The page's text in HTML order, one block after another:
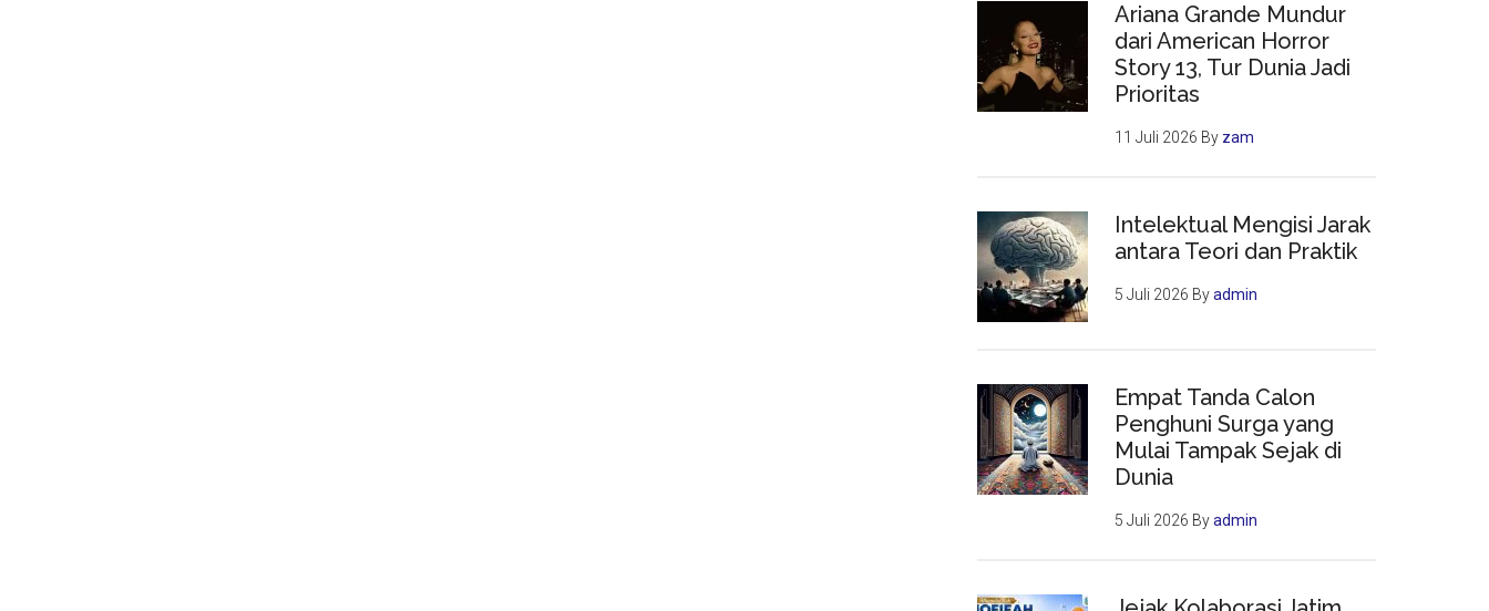
Ariana Grande Mundur
dari American Horror
Story 13, Tur Dunia Jadi
Prioritas
11 Juli 2026 By zam
Intelektual Mengisi Jarak
antara Teori dan Praktik
5 Juli 2026 Byadmin
Empat Tanda Calon
Penghuni Surga yang
Mulai Tampak Sejak di
Dunia
5 Juli 2026 Byadmin